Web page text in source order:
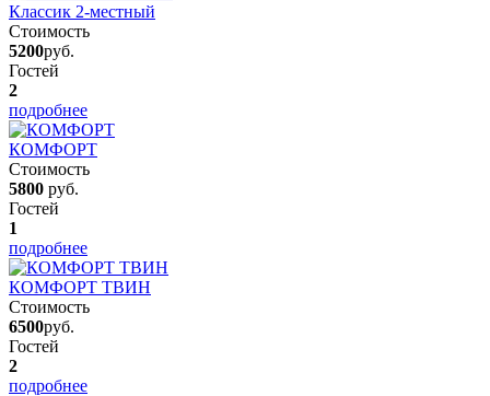
Классик 2-местный
Стоимость
5200руб.
Гостей
2
подробнее
КОМФОРТ
Стоимость
5800 руб.
Гостей
1
подробнее
КОМФОРТ ТВИН
Стоимость
6500руб.
Гостей
2
подробнее